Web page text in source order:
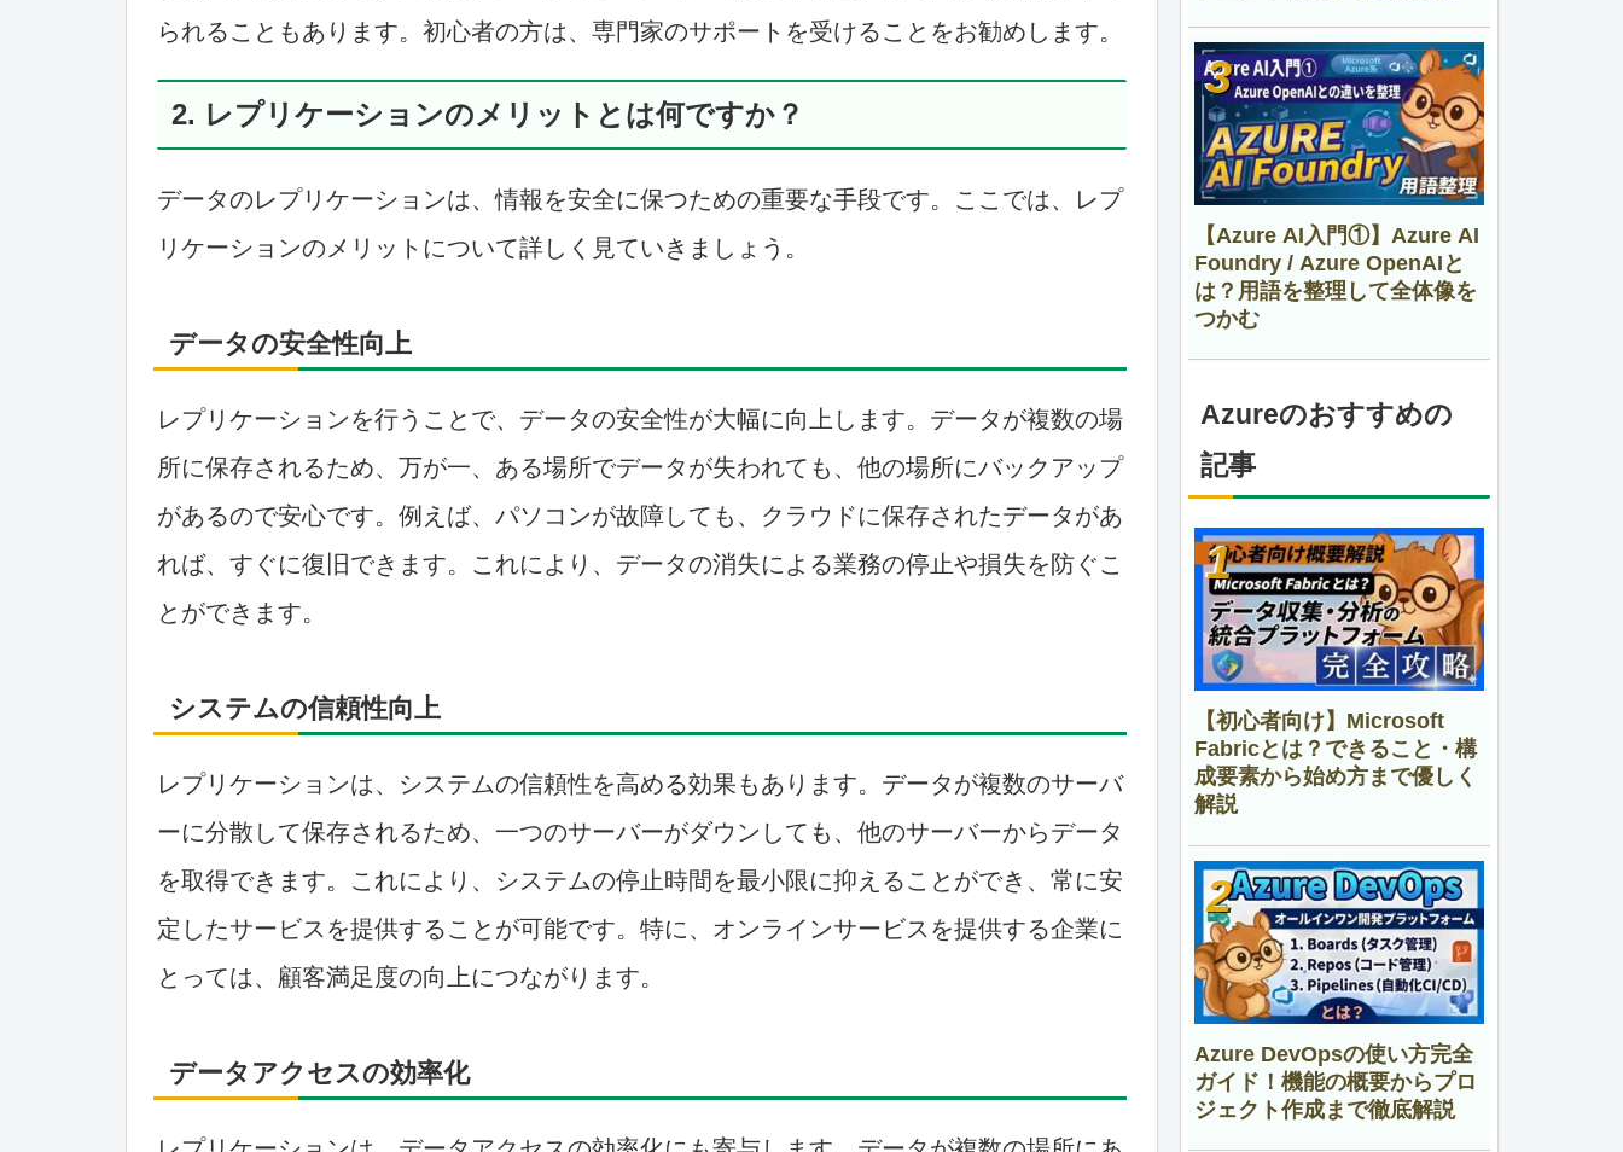
られることもあります。初心者の方は、専門家のサポートを受けることをお勧めします。
2. レプリケーションのメリットとは何ですか？
データのレプリケーションは、情報を安全に保つための重要な手段です。ここでは、レプ
リケーションのメリットについて詳しく見ていきましょう。
データの安全性向上
レプリケーションを行うことで、データの安全性が大幅に向上します。データが複数の場
所に保存されるため、万が一、ある場所でデータが失われても、他の場所にバックアップ
があるので安心です。例えば、パソコンが故障しても、クラウドに保存されたデータがあ
れば、すぐに復旧できます。これにより、データの消失による業務の停止や損失を防ぐこ
とができます。
システムの信頼性向上
レプリケーションは、システムの信頼性を高める効果もあります。データが複数のサーバ
ーに分散して保存されるため、一つのサーバーがダウンしても、他のサーバーからデータ
を取得できます。これにより、システムの停止時間を最小限に抑えることができ、常に安
定したサービスを提供することが可能です。特に、オンラインサービスを提供する企業に
とっては、顧客満足度の向上につながります。
データアクセスの効率化
【Azure AI入門①】Azure AI
Foundry / Azure OpenAIと
は？用語を整理して全体像を
つかむ
Azureのおすすめの
記事
【初心者向け】Microsoft
Fabricとは？できること・構
成要素から始め方まで優しく
解説
Azure DevOpsの使い方完全
ガイド！機能の概要からプロ
ジェクト作成まで徹底解説